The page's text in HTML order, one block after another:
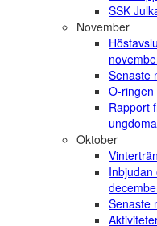
SSK
November
Senaste
O-ringen
Rapport
Oktober
Senaste